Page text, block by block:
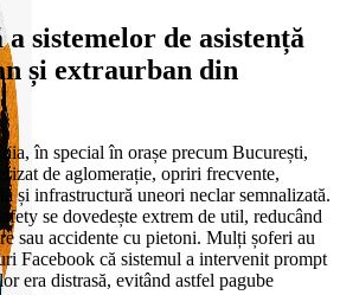
sistemelor de asistență
și extraurban din
în special în orașe precum București,
de aglomerație, opriri frecvente,
și infrastructură uneori neclar semnalizată.
se dovedește extrem de util, reducând
sau accidente cu pietoni. Mulți șoferi au
Facebook că sistemul a intervenit prompt
era distrasă, evitând astfel pagube